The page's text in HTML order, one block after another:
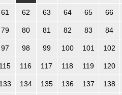
61 62 63 64 65 66
79 80 81 82 83 84
97 98 99 100 101 102
115 116 117 118 119 120
133 134 135 136 137 138